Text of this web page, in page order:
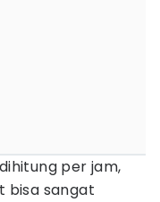
per jam,
bisa sangat